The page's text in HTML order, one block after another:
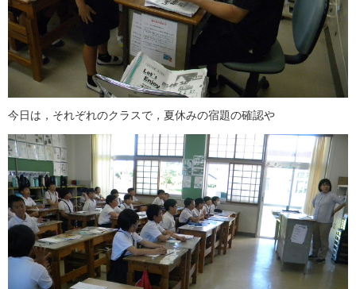
今日は，それぞれのクラスで，夏休みの宿題の確認や